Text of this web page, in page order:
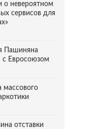
о невероятном
сервисов для
Пашиняна
с Евросоюзом
массового
отставки